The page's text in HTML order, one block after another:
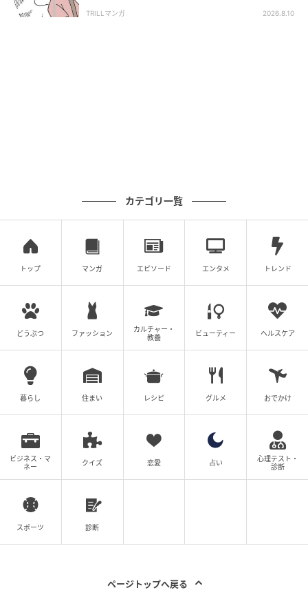
TRILLマンガ 2026.8.10
カテゴリ一覧
トップ マンガ エピソード エンタメ トレンド
どうぶつ ファッション
カルチャー・
教養
ビューティー ヘルスケア
暮らし 住まい レシピ グルメ おでかけ
ビジネス・マ
ネー
クイズ 恋愛 占い
心理テスト・
診断
スポーツ 診断
ページトップへ戻る